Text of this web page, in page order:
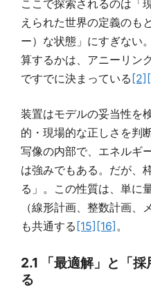
ここで探索されるのは「
えられた世界の定義のも
ー）な状態」にすぎない
算するかは、アニーリン
ですでに決まっている [2]
装置はモデルの妥当性を
的・現場的な正しさを判
写像の内部で、エネルギ
は強みでもある。だが、
る」。この性質は、単に
（線形計画、整数計画
も共通する [15] [16] 。
2.1 「最適解」と「
る